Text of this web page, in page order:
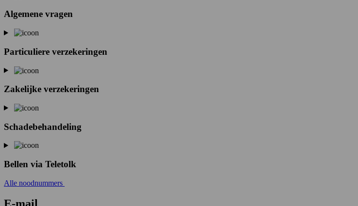
Algemene vragen
Particuliere verzekeringen
Zakelijke verzekeringen
Schadebehandeling
Bellen via Teletolk
Alle noodnummers
E-mail